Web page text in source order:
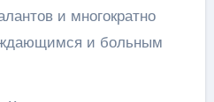
и многократно
и больным